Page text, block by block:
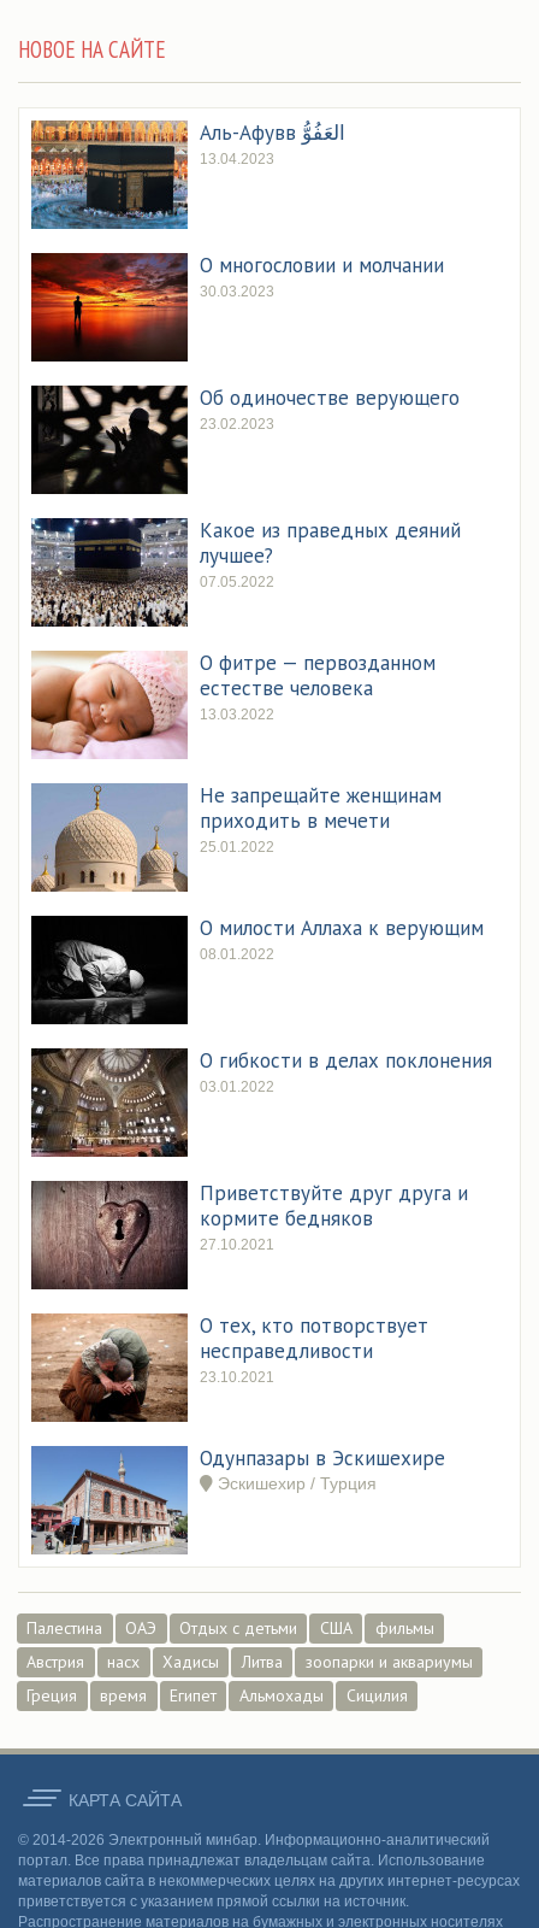
НОВОЕ НА САЙТЕ
Аль-Афувв العَفُوُّ
13.04.2023
О многословии и молчании
30.03.2023
Об одиночестве верующего
23.02.2023
Какое из праведных деяний
лучшее?
07.05.2022
О фитре — первозданном
естестве человека
13.03.2022
Не запрещайте женщинам
приходить в мечети
25.01.2022
О милости Аллаха к верующим
08.01.2022
О гибкости в делах поклонения
03.01.2022
Приветствуйте друг друга и
кормите бедняков
27.10.2021
О тех, кто потворствует
несправедливости
23.10.2021
Одунпазары в Эскишехире
Эскишехир / Турция
Палестина ОАЭ Отдых с детьми США
фильмы
Австрия
насх Хадисы Литва
зоопарки и аквариумы
Греция
время Египет Альмохады Сицилия
КАРТА CАЙТА
© 2014-2026 Электронный минбар. Информационно-аналитический
портал. Все права принадлежат владельцам сайта. Использование
материалов сайта в некоммерческих целях на других интернет-ресурсах
приветствуется с указанием прямой ссылки на источник.
Распространение материалов на бумажных и электронных носителях